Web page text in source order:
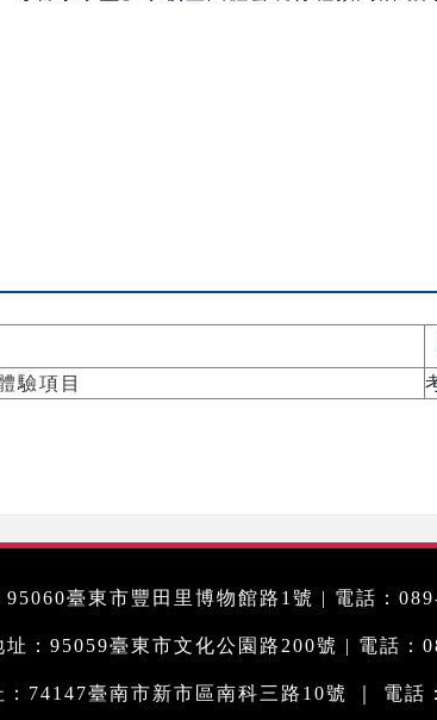
驗項目
95060臺東市豐田里博物館路1號 | 電話：
：95059臺東市文化公園路200號 | 電話：
74147臺南市新市區南科三路10號 ｜ 電話